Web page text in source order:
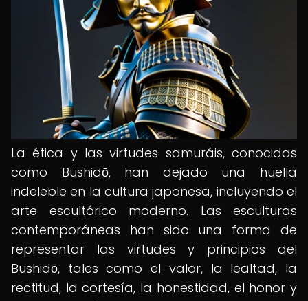
La ética y las virtudes samuráis, conocidas
como Bushidō, han dejado una huella
indeleble en la cultura japonesa, incluyendo el
arte escultórico moderno. Las esculturas
contemporáneas han sido una forma de
representar las virtudes y principios del
Bushidō, tales como el valor, la lealtad, la
rectitud, la cortesía, la honestidad, el honor y